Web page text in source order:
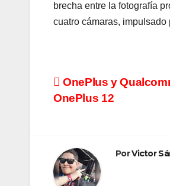
brecha entre la fotografía
cuatro cámaras, impulsado
Navegación
OnePlus y
OnePlus 12
PorVictor